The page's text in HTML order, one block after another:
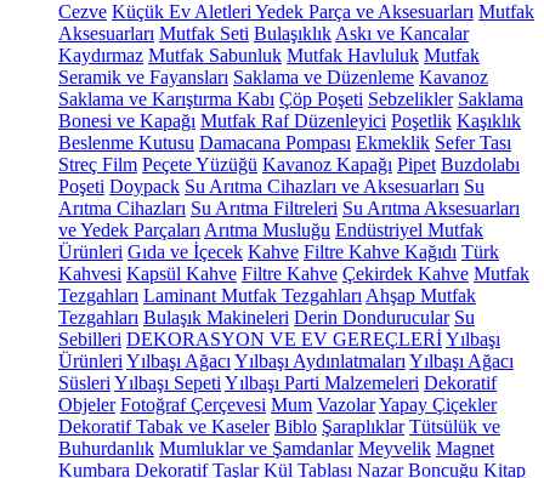
Cezve Küçük Ev Aletleri Yedek Parça ve Aksesuarları Mutfak
Aksesuarları Mutfak Seti Bulaşıklık Askı ve Kancalar
Kaydırmaz Mutfak Sabunluk Mutfak Havluluk Mutfak
Seramik ve Fayansları Saklama ve Düzenleme Kavanoz
Saklama ve Karıştırma Kabı Çöp Poşeti Sebzelikler Saklama
Bonesi ve Kapağı Mutfak Raf Düzenleyici Poşetlik Kaşıklık
Beslenme Kutusu Damacana Pompası Ekmeklik Sefer Tası
Streç Film Peçete Yüzüğü Kavanoz Kapağı Pipet Buzdolabı
Poşeti Doypack Su Arıtma Cihazları ve Aksesuarları Su
Arıtma Cihazları Su Arıtma Filtreleri Su Arıtma Aksesuarları
ve Yedek Parçaları Arıtma Musluğu Endüstriyel Mutfak
Ürünleri Gıda ve İçecek Kahve Filtre Kahve Kağıdı Türk
Kahvesi Kapsül Kahve Filtre Kahve Çekirdek Kahve Mutfak
Tezgahları Laminant Mutfak Tezgahları Ahşap Mutfak
Tezgahları Bulaşık Makineleri Derin Dondurucular Su
Sebilleri DEKORASYON VE EV GEREÇLERİYılbaşı
Ürünleri Yılbaşı Ağacı Yılbaşı Aydınlatmaları Yılbaşı Ağacı
Süsleri Yılbaşı Sepeti Yılbaşı Parti Malzemeleri Dekoratif
Objeler Fotoğraf Çerçevesi Mum VazolarYapay Çiçekler
Dekoratif Tabak ve Kaseler Biblo Şaraplıklar Tütsülük ve
Buhurdanlık Mumluklar ve Şamdanlar Meyvelik Magnet
Kumbara Dekoratif Taşlar Kül Tablası Nazar Boncuğu Kitap